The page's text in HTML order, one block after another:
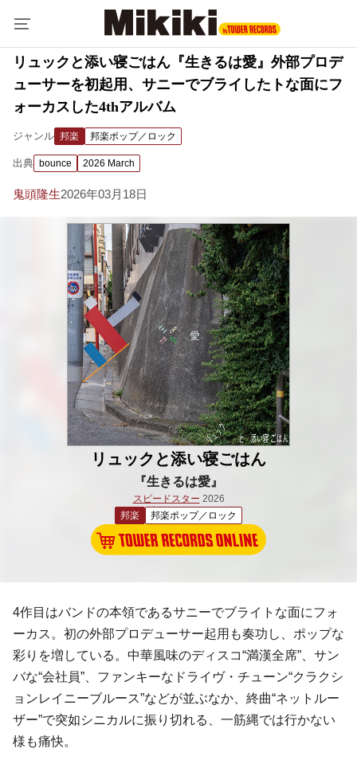
リュックと添い寝ごはん『生きるは愛』外部プロデ
ューサーを初起用、サニーでブライしたトな面にフ
ォーカスした4thアルバム
ジャンル 邦楽 邦楽ポップ／ロック
出典 bounce 2026 March
鬼頭隆生2026年03月18日
リュックと添い寝ごはん
『生きるは愛』
スピードスター 2026
邦楽
邦楽ポップ／ロック
4作目はバンドの本領であるサニーでブライトな面にフォ
ーカス。初の外部プロデューサー起用も奏功し、ポップな
彩りを増している。中華風味のディスコ“満漢全席”、サン
バな“会社員”、ファンキーなドライヴ・チューン“クラクシ
ョンレイニーブルース”などが並ぶなか、終曲“ネットルー
ザー”で突如シニカルに振り切れる、一筋縄では行かない
様も痛快。